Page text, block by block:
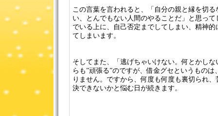
この言葉を言われると、「自分の親と縁を切
い、とんでもない人間のやることだ」と思っ
でいる上に、自己否定までしてしまい、精神
てしまいます。
そしてまた、「逃げちゃいけない。何とかし
らも”頑張る”のですが、借金グセというもの
りません。ですから、何度も何度も裏切られ
決できないかと悩む日が続きます。